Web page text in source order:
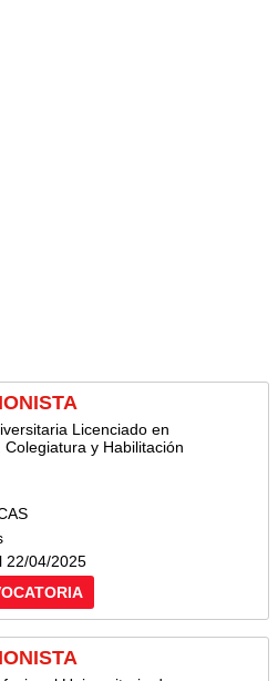
Licenciado en
Colegiatura y Habilitación
22/04/2025